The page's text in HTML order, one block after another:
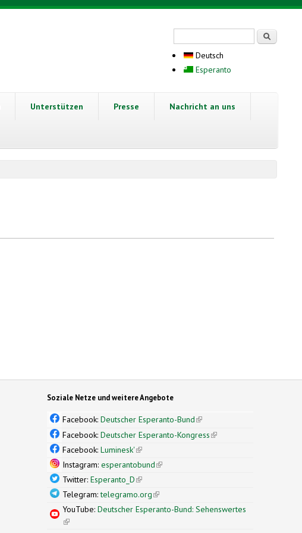
Deutsch
Esperanto
Unterstützen Presse Nachricht an uns
Soziale Netze und weitere Angebote
Facebook:Deutscher Esperanto-Bund(link is external)
Facebook:Deutscher Esperanto-Kongress(link is external)
Facebook:Luminesk'(link is external)
Instagram:esperantobund(link is external)
Twitter:Esperanto_D(link is external)
Telegram:telegramo.org(link is external)
YouTube:Deutscher Esperanto-Bund: Sehenswertes
(link is external)